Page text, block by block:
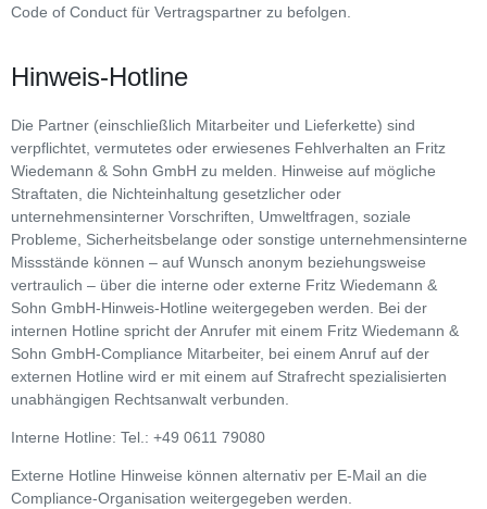
Code of Conduct für Vertragspartner zu befolgen.
Hinweis-Hotline
Die Partner (einschließlich Mitarbeiter und Lieferkette) sind
verpflichtet, vermutetes oder erwiesenes Fehlverhalten an Fritz
Wiedemann & Sohn GmbH zu melden. Hinweise auf mögliche
Straftaten, die Nichteinhaltung gesetzlicher oder
unternehmensinterner Vorschriften, Umweltfragen, soziale
Probleme, Sicherheitsbelange oder sonstige unternehmensinterne
Missstände können – auf Wunsch anonym beziehungsweise
vertraulich – über die interne oder externe Fritz Wiedemann &
Sohn GmbH-Hinweis-Hotline weitergegeben werden. Bei der
internen Hotline spricht der Anrufer mit einem Fritz Wiedemann &
Sohn GmbH-Compliance Mitarbeiter, bei einem Anruf auf der
externen Hotline wird er mit einem auf Strafrecht spezialisierten
unabhängigen Rechtsanwalt verbunden.
Interne Hotline: Tel.: +49 0611 79080
Externe Hotline Hinweise können alternativ per E-Mail an die
Compliance-Organisation weitergegeben werden.